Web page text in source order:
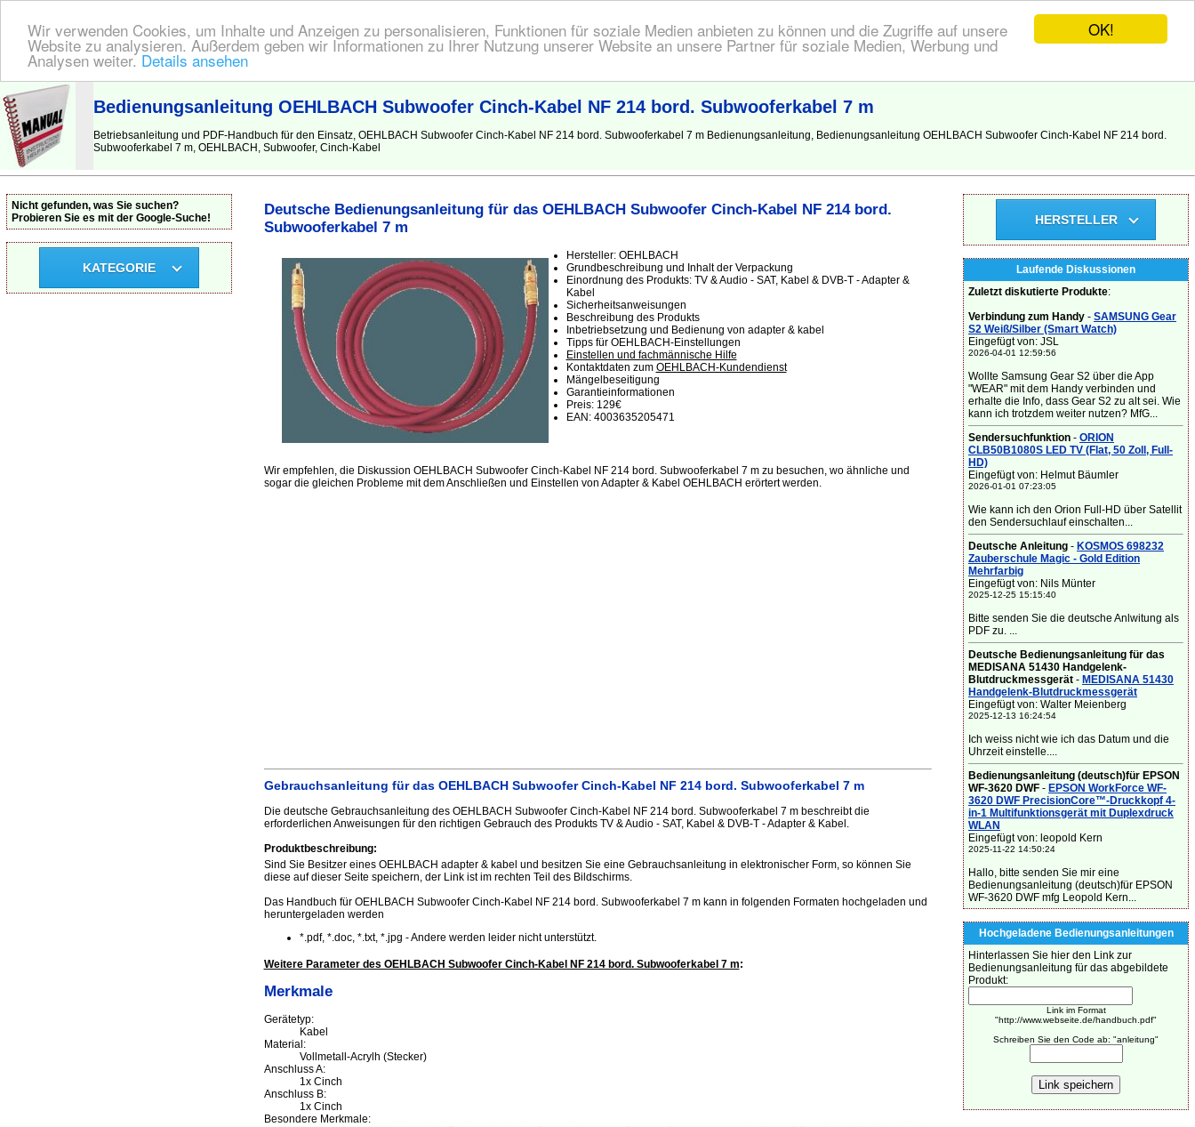
OK!
Wir verwenden Cookies, um Inhalte und Anzeigen zu personalisieren, Funktionen für soziale Medien anbieten zu können und die Zugriffe auf unsere
Website zu analysieren. Außerdem geben wir Informationen zu Ihrer Nutzung unserer Website an unsere Partner für soziale Medien, Werbung und
Analysen weiter. Details ansehen
BEDIENUNGSANLEITUNG | Hier finden Sie die deutsche Anleitung!
Bedienungsanleitung OEHLBACH Subwoofer Cinch-Kabel NF 214 bord. Subwooferkabel 7 m
Betriebsanleitung und PDF-Handbuch für den Einsatz, OEHLBACH Subwoofer Cinch-Kabel NF 214 bord. Subwooferkabel 7 m Bedienungsanleitung, Bedienungsanleitung OEHLBACH Subwoofer Cinch-Kabel NF 214 bord.
Subwooferkabel 7 m, OEHLBACH, Subwoofer, Cinch-Kabel
Deutsche Bedienungsanleitung für das OEHLBACH Subwoofer Cinch-Kabel NF 214 bord.
Subwooferkabel 7 m
Hersteller: OEHLBACH
Grundbeschreibung und Inhalt der Verpackung
Einordnung des Produkts: TV & Audio - SAT, Kabel & DVB-T - Adapter &
Kabel
Sicherheitsanweisungen
Beschreibung des Produkts
Inbetriebsetzung und Bedienung von adapter & kabel
Tipps für OEHLBACH-Einstellungen
Einstellen und fachmännische Hilfe
Kontaktdaten zum OEHLBACH-Kundendienst
Mängelbeseitigung
Garantieinformationen
Preis: 129€
EAN: 4003635205471
Wir empfehlen, die Diskussion OEHLBACH Subwoofer Cinch-Kabel NF 214 bord. Subwooferkabel 7 m zu besuchen, wo ähnliche und
sogar die gleichen Probleme mit dem Anschließen und Einstellen von Adapter & Kabel OEHLBACH erörtert werden.
Gebrauchsanleitung für das OEHLBACH Subwoofer Cinch-Kabel NF 214 bord. Subwooferkabel 7 m
Die deutsche Gebrauchsanleitung des OEHLBACH Subwoofer Cinch-Kabel NF 214 bord. Subwooferkabel 7 m beschreibt die
erforderlichen Anweisungen für den richtigen Gebrauch des Produkts TV & Audio - SAT, Kabel & DVB-T - Adapter & Kabel.
Produktbeschreibung:
Sind Sie Besitzer eines OEHLBACH adapter & kabel und besitzen Sie eine Gebrauchsanleitung in elektronischer Form, so können Sie
diese auf dieser Seite speichern, der Link ist im rechten Teil des Bildschirms.
Das Handbuch für OEHLBACH Subwoofer Cinch-Kabel NF 214 bord. Subwooferkabel 7 m kann in folgenden Formaten hochgeladen und
heruntergeladen werden
*.pdf, *.doc, *.txt, *.jpg - Andere werden leider nicht unterstützt.
Weitere Parameter des OEHLBACH Subwoofer Cinch-Kabel NF 214 bord. Subwooferkabel 7 m:
Merkmale
Gerätetyp:
Kabel
Material:
Vollmetall-Acrylh (Stecker)
Anschluss A:
1x Cinch
Anschluss B:
1x Cinch
Besondere Merkmale:
Nicht gefunden, was Sie suchen?
Probieren Sie es mit der Google-Suche!
KATEGORIE
HERSTELLER
Laufende Diskussionen
Zuletzt diskutierte Produkte:
Verbindung zum Handy - SAMSUNG Gear
S2 Weiß/Silber (Smart Watch)
Eingefügt von: JSL
2026-04-01 12:59:56
Wollte Samsung Gear S2 über die App
"WEAR" mit dem Handy verbinden und
erhalte die Info, dass Gear S2 zu alt sei. Wie
kann ich trotzdem weiter nutzen? MfG...
Sendersuchfunktion - ORION
CLB50B1080S LED TV (Flat, 50 Zoll, Full-
HD)
Eingefügt von: Helmut Bäumler
2026-01-01 07:23:05
Wie kann ich den Orion Full-HD über Satellit
den Sendersuchlauf einschalten...
Deutsche Anleitung - KOSMOS 698232
Zauberschule Magic - Gold Edition
Mehrfarbig
Eingefügt von: Nils Münter
2025-12-25 15:15:40
Bitte senden Sie die deutsche Anlwitung als
PDF zu. ...
Deutsche Bedienungsanleitung für das
MEDISANA 51430 Handgelenk-
Blutdruckmessgerät - MEDISANA 51430
Handgelenk-Blutdruckmessgerät
Eingefügt von: Walter Meienberg
2025-12-13 16:24:54
Ich weiss nicht wie ich das Datum und die
Uhrzeit einstelle....
Bedienungsanleitung (deutsch)für EPSON
WF-3620 DWF - EPSON WorkForce WF-
3620 DWF PrecisionCore™-Druckkopf 4-
in-1 Multifunktionsgerät mit Duplexdruck
WLAN
Eingefügt von: leopold Kern
2025-11-22 14:50:24
Hallo, bitte senden Sie mir eine
Bedienungsanleitung (deutsch)für EPSON
WF-3620 DWF mfg Leopold Kern...
Hochgeladene Bedienungsanleitungen
Hinterlassen Sie hier den Link zur
Bedienungsanleitung für das abgebildete
Produkt:
Link im Format
"http://www.webseite.de/handbuch.pdf"
Schreiben Sie den Code ab: "anleitung"